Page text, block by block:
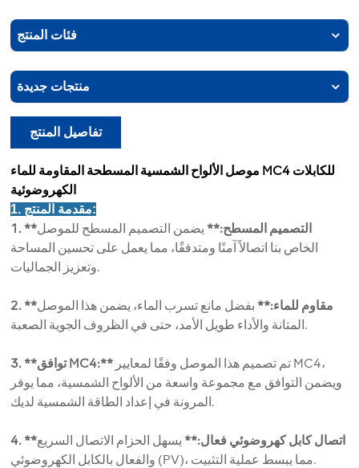
فئات المنتج
منتجات جديدة
تفاصيل المنتج
موصل الألواح الشمسية المسطحة المقاومة للماء MC4 للكابلات
الكهروضوئية
1. مقدمة المنتج:
1. **التصميم المسطح:** يضمن التصميم المسطح للموصل
الخاص بنا اتصالاً آمنًا ومتدفقًا، مما يعمل على تحسين المساحة
وتعزيز الجماليات.
2. **مقاوم للماء:** بفضل مانع تسرب الماء، يضمن هذا الموصل
المتانة والأداء طويل الأمد، حتى في الظروف الجوية الصعبة.
3. **توافق MC4:** تم تصميم هذا الموصل وفقًا لمعايير MC4،
ويضمن التوافق مع مجموعة واسعة من الألواح الشمسية، مما يوفر
المرونة في إعداد الطاقة الشمسية لديك.
4. **اتصال كابل كهروضوئي فعال:** يسهل الحزام الاتصال السريع
والفعال بالكابل الكهروضوئي (PV)، مما يبسط عملية التثبيت.